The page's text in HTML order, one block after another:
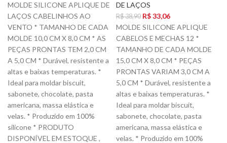
MOLDE SILICONE APLIQUE DE
LAÇOS CABELINHOS AO
VENTO * TAMANHO DE CADA
MOLDE 10,0 CM X 8,0 CM * AS
PEÇAS PRONTAS TEM 2,0 CM
A 5,0 CM * Durável, resistente a
altas e baixas temperaturas. *
Ideal para moldar biscuit,
sabonete, chocolate, pasta
americana, massa elástica e
velas. * Produzido em 100%
silicone * PRODUTO
DISPONÍVEL EM ESTOQUE ,
DE LAÇOS
R$38,90 R$33,06
MOLDE SILICONE APLIQUE
CABELOS E MECHAS 12 *
TAMANHO DE CADA MOLDE
15,0 CM X 8,0 CM * PEÇAS
PRONTAS VARIAM 3,0 CM A
5,0 CM * Durável, resistente a
altas e baixas temperaturas. *
Ideal para moldar biscuit,
sabonete, chocolate, pasta
americana, massa elástica e
velas. * Produzido em 100%